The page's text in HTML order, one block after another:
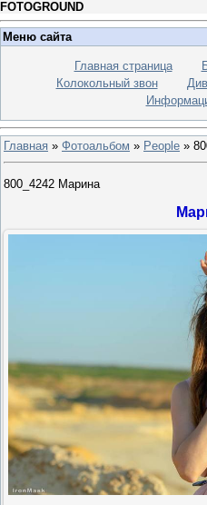
FOTOGROUND
Меню сайта
Главная страница
Колокольный звон
Главная » Фотоальбом » People »
800_4242 Марина